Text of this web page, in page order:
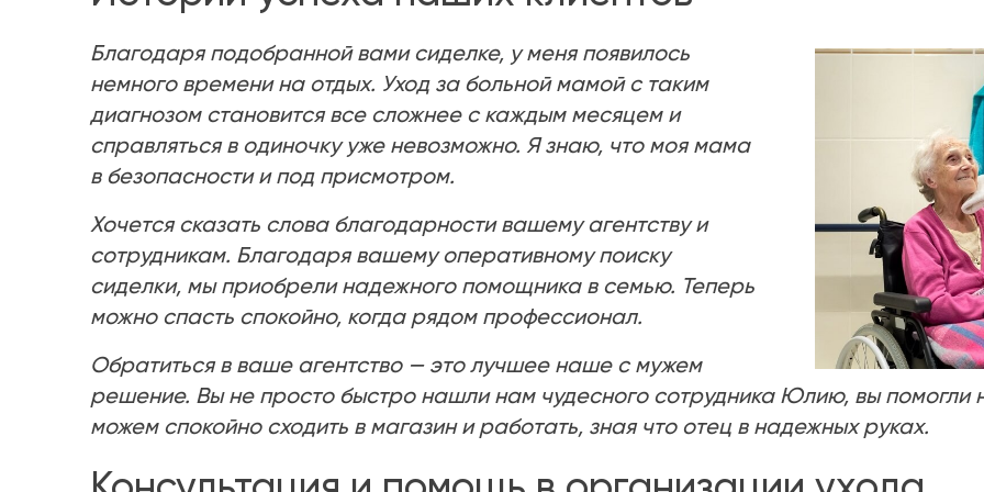
Благодаря подобранной вами сиделке, у меня появилось
немного времени на отдых. Уход за больной мамой с таким
диагнозом становится все сложнее с каждым месяцем и
справляться в одиночку уже невозможно. Я знаю, что моя мама
в безопасности и под присмотром.
Хочется сказать слова благодарности вашему агентству и
сотрудникам. Благодаря вашему оперативному поиску
сиделки, мы приобрели надежного помощника в семью. Теперь
можно спасть спокойно, когда рядом профессионал.
Обратиться в ваше агентство — это лучшее наше с мужем
решение. Вы не просто быстро нашли нам чудесного сотрудника Юлию, вы помогли
можем спокойно сходить в магазин и работать, зная что отец в надежных руках.